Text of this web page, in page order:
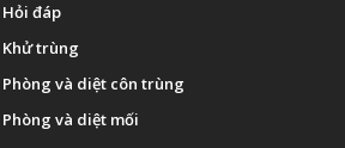
Hỏi đáp
Khử trùng
Phòng và diệt côn trùng
Phòng và diệt mối